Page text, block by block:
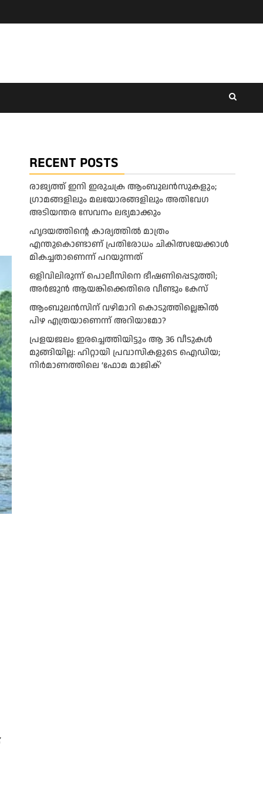
RECENT POSTS
രാജ്യത്ത് ഇനി ഇരുചക്ര ആംബുലന്‍സുകളും;
ഗ്രാമങ്ങളിലും മലയോരങ്ങളിലും അതിവേഗ
അടിയന്തര സേവനം ലഭ്യമാക്കും
ഹൃദയത്തിന്റെ കാര്യത്തിൽ മാത്രം
എന്തുകൊണ്ടാണ് പ്രതിരോധം ചികിത്സയേക്കാൾ
മികച്ചതാണെന്ന് പറയുന്നത്
ഒളിവിലിരുന്ന് പൊലീസിനെ ഭീഷണിപ്പെടുത്തി;
അർജുൻ ആയങ്കിക്കെതിരെ വീണ്ടും കേസ്
ആംബുലന്‍സിന് വഴിമാറി കൊടുത്തില്ലെങ്കില്‍
പിഴ എത്രയാണെന്ന് അറിയാമോ?
പ്രളയജലം ഇരച്ചെത്തിയിട്ടും ആ 36 വീടുകൾ
മുങ്ങിയില്ല: ഹിറ്റായി പ്രവാസികളുടെ ഐഡിയ;
നിർമാണത്തിലെ ‘ഫോമ മാജിക്’